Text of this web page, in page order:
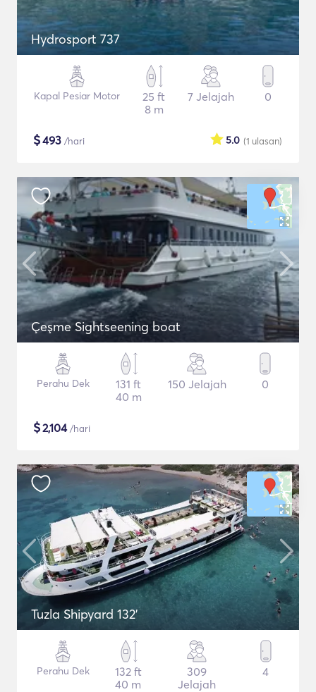
Hydrosport 737
Kapal Pesiar Motor
25 ft
8 m
7 Jelajah 0
$493 /hari (1 ulasan)
5.0
Çeşme Sightseening boat
Perahu Dek
131 ft
40 m
150 Jelajah 0
$2,104/hari
Tuzla Shipyard 132'
Perahu Dek
132 ft
40 m
309
Jelajah
4